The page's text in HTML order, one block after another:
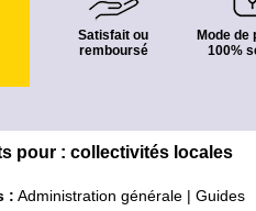
Satisfait ou
remboursé
Mode de
100%
pour : collectivités locales
: Administration générale
Guides